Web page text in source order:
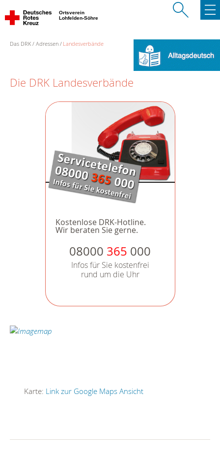
Ortsverein
Lohfelden-Söhre
Das DRK Adressen Landesverbände
Die DRK Landesverbände
Kostenlose DRK-Hotline.
Wir beraten Sie gerne.
08000 365 000
Infos für Sie kostenfrei
rund um die Uhr
Karte: Link zur Google Maps Ansicht